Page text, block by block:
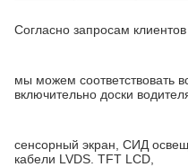
Согласно запросам
мы можем соответствовать
включительно доски
сенсорный экран, СИД
кабели LVDS. TFT LCD,